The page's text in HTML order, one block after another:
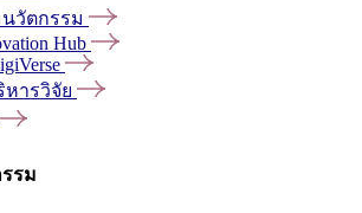
วัตกรรม
Hub
ารวิจัย
รม